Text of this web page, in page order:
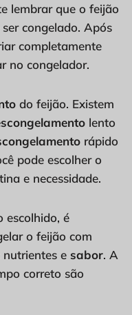
lembrar que o feijão
congelado. Após
completamente
no congelador.
do feijão. Existem
lento
rápido
pode escolher o
e necessidade.
escolhido, é
o feijão com
e sabor. A
correto são